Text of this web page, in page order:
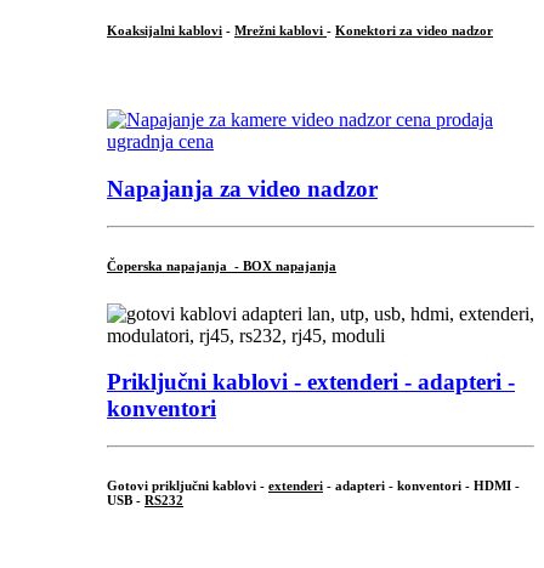
Koaksijalni kablovi - Mrežni kablovi - Konektori za video nadzor
Napajanja za video nadzor
Čoperska napajanja - BOX napajanja
Priključni kablovi - extenderi - adapteri -
konventori
Gotovi priključni kablovi - extenderi - adapteri - konventori - HDMI -
USB - RS232